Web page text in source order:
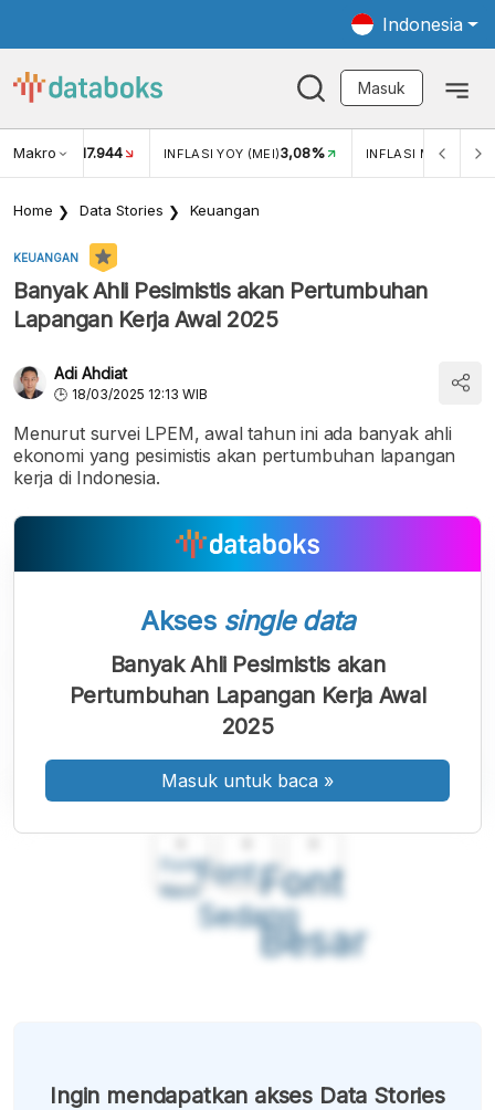
Indonesia
Masuk
Makro
USD/IDR 17.944 INFLASI YOY (MEI)3,08% INFLASI MOM (MEI)
Home Data Stories Keuangan
KEUANGAN
Banyak Ahli Pesimistis akan Pertumbuhan
Lapangan Kerja Awal 2025
Adi Ahdiat
18/03/2025 12:13 WIB
Menurut survei LPEM, awal tahun ini ada banyak ahli
ekonomi yang pesimistis akan pertumbuhan lapangan
kerja di Indonesia.
Font
Kecil
Font
Sedang
Font
Besar
Akses single data
Banyak Ahli Pesimistis akan
Pertumbuhan Lapangan Kerja Awal
2025
Masuk untuk baca »
Ingin mendapatkan akses Data Stories